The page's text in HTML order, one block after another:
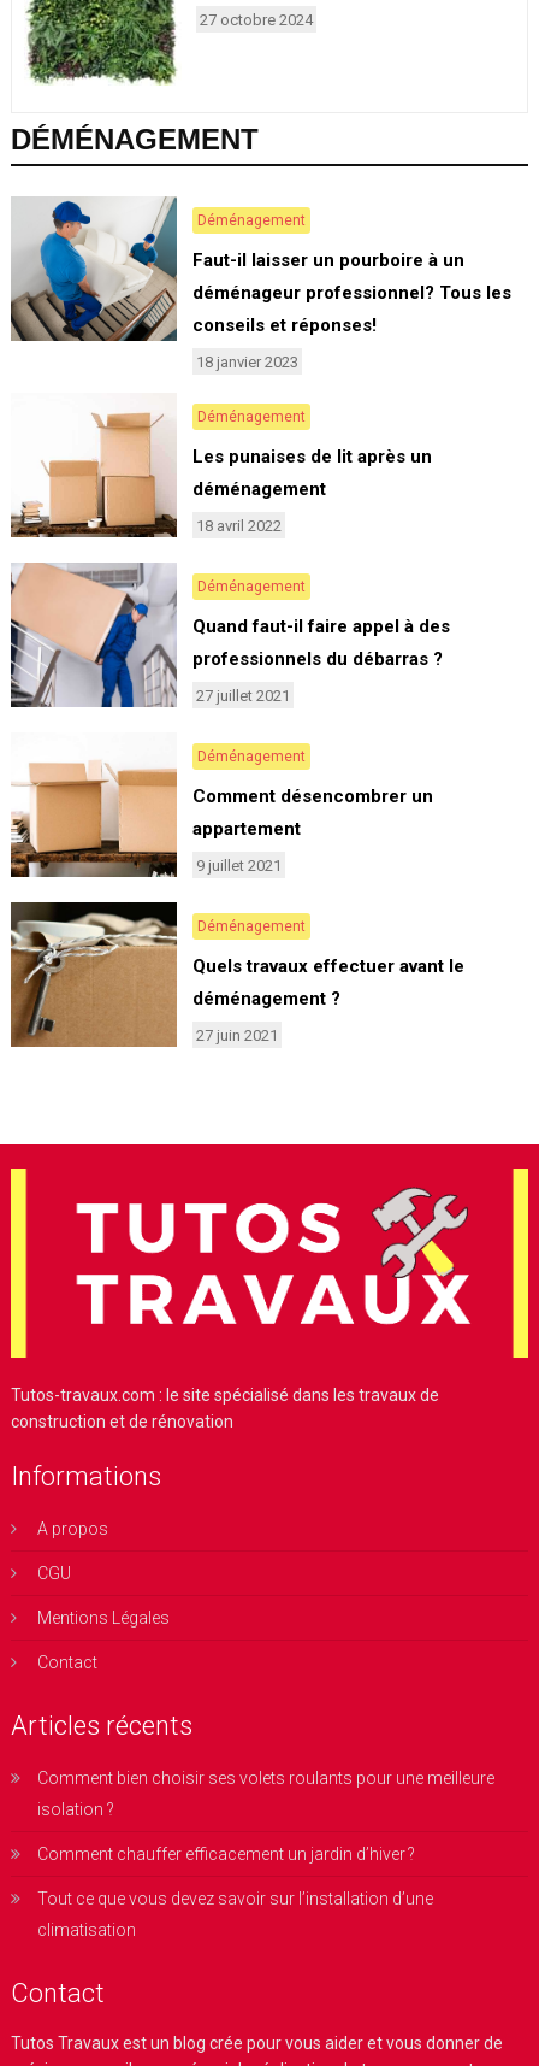
27 octobre 2024
DÉMÉNAGEMENT
Déménagement
Faut-il laisser un pourboire à un
déménageur professionnel? Tous les
conseils et réponses!
18 janvier 2023
Déménagement
Les punaises de lit après un
déménagement
18 avril 2022
Déménagement
Quand faut-il faire appel à des
professionnels du débarras ?
27 juillet 2021
Déménagement
Comment désencombrer un
appartement
9 juillet 2021
Déménagement
Quels travaux effectuer avant le
déménagement ?
27 juin 2021
Tutos-travaux.com : le site spécialisé dans les travaux de
construction et de rénovation
Informations
A propos
CGU
Mentions Légales
Contact
Articles récents
Comment bien choisir ses volets roulants pour une meilleure
isolation ?
Comment chauffer efficacement un jardin d’hiver ?
Tout ce que vous devez savoir sur l’installation d’une
climatisation
Contact
Tutos Travauxest un blog crée pour vous aider et vous donner de